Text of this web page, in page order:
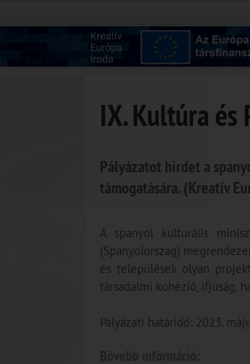
IX. Kultúra és
Pályázatot hirdet a
támogatására. (Kreatív
A spanyol kulturális
(Spanyolország)
és települések olyan
társadalmi kohézió, ifjúság,
Pályázati határidő: 2023.